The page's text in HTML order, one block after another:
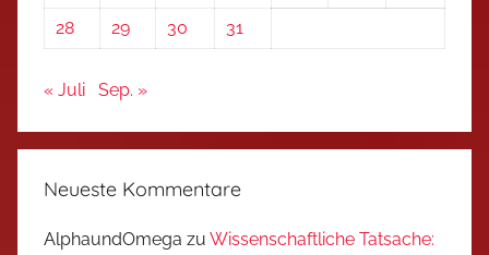
28
29 30 31
« Juli Sep. »
Neueste Kommentare
AlphaundOmega zu Wissenschaftliche Tatsache: